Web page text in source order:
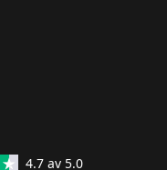
4.7 av 5.0